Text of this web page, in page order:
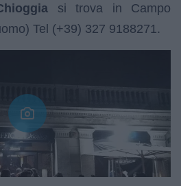
si trova in Campo
Tel (+39) 327 9188271.